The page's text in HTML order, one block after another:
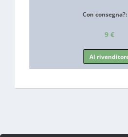
Con consegna?:
9 €
Al